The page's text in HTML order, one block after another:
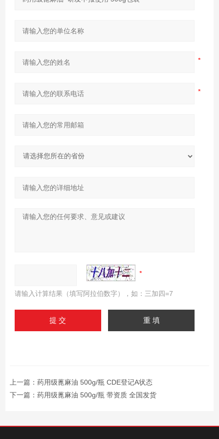
请输入计算结果（填写阿拉伯数字），如：三加四=7
上一篇： 药用级蓖麻油 500g/瓶 CDE登记A状态
下一篇： 药用级蓖麻油 500g/瓶 带资质 全国发货